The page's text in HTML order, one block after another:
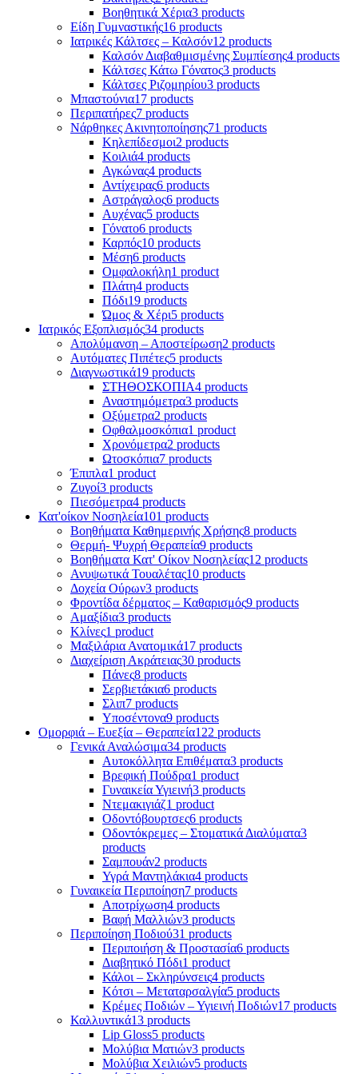
Βοηθητικά Χέρια3 products
Είδη Γυμναστικής16 products
Ιατρικές Κάλτσες – Καλσόν12 products
Καλσόν Διαβαθμισμένης Συμπίεσης4 products
Κάλτσες Κάτω Γόνατος3 products
Κάλτσες Ριζομηρίου3 products
Μπαστούνια17 products
Περιπατήρες7 products
Νάρθηκες Ακινητοποίησης71 products
Κηλεπίδεσμοι2 products
Κοιλιά4 products
Αγκώνας4 products
Αντίχειρας6 products
Αστράγαλος6 products
Αυχένας5 products
Γόνατο6 products
Καρπός10 products
Μέση6 products
Ομφαλοκήλη1 product
Πλάτη4 products
Πόδι19 products
Ώμος & Χέρι5 products
Ιατρικός Εξοπλισμός34 products
Απολύμανση – Αποστείρωση2 products
Αυτόματες Πιπέτες5 products
Διαγνωστικά19 products
ΣΤΗΘΟΣΚΟΠΙΑ4 products
Αναστημόμετρα3 products
Οξύμετρα2 products
Οφθαλμοσκόπια1 product
Χρονόμετρα2 products
Ωτοσκόπια7 products
Έπιπλα1 product
Ζυγοί3 products
Πιεσόμετρα4 products
Κατ'οίκον Νοσηλεία101 products
Βοηθήματα Καθημερινής Χρήσης8 products
Θερμή- Ψυχρή Θεραπεία9 products
Βοηθήματα Κατ' Οίκον Νοσηλείας12 products
Ανυψωτικά Τουαλέτας10 products
Δοχεία Ούρων3 products
Φροντίδα δέρματος – Καθαρισμός9 products
Αμαξίδια3 products
Κλίνες1 product
Μαξιλάρια Ανατομικά17 products
Διαχείριση Ακράτειας30 products
Πάνες8 products
Σερβιετάκια6 products
Σλιπ7 products
Υποσέντονα9 products
Ομορφιά – Ευεξία – Θεραπεία122 products
Γενικά Αναλώσιμα34 products
Αυτοκόλλητα Επιθέματα3 products
Βρεφική Πούδρα1 product
Γυναικεία Υγιεινή3 products
Ντεμακιγιάζ1 product
Οδοντόβουρτσες6 products
Οδοντόκρεμες – Στοματικά Διαλύματα3
products
Σαμπουάν2 products
Υγρά Μαντηλάκια4 products
Γυναικεία Περιποίηση7 products
Αποτρίχωση4 products
Βαφή Μαλλιών3 products
Περιποίηση Ποδιού31 products
Περιποιήση & Προστασία6 products
Διαβητικό Πόδι1 product
Κάλοι – Σκληρύνσεις4 products
Κότσι – Μεταταρσαλγία5 products
Κρέμες Ποδιών – Υγιεινή Ποδιών17 products
Καλλυντικά13 products
Lip Gloss5 products
Μολύβια Ματιών3 products
Μολύβια Χειλιών5 products